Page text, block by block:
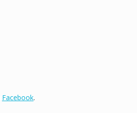
Facebook.